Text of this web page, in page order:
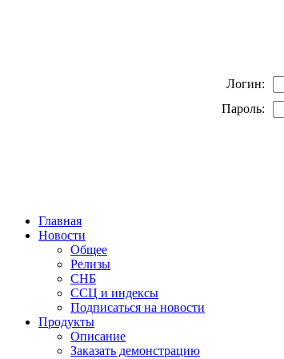
Логин:
Пароль:
Главная
Новости
Общее
Релизы
СНБ
ССЦ и индексы
Подписаться на новости
Продукты
Описание
Заказать демонстрацию